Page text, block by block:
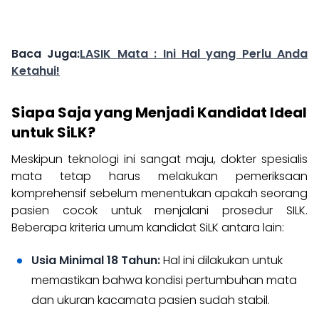
Baca Juga:LASIK Mata : Ini Hal yang Perlu Anda
Ketahui!
Siapa Saja yang Menjadi Kandidat Ideal
untuk SiLK?
Meskipun teknologi ini sangat maju, dokter spesialis
mata tetap harus melakukan pemeriksaan
komprehensif sebelum menentukan apakah seorang
pasien cocok untuk menjalani prosedur SILK.
Beberapa kriteria umum kandidat SiLK antara lain:
Usia Minimal 18 Tahun:Hal ini dilakukan untuk
memastikan bahwa kondisi pertumbuhan mata
dan ukuran kacamata pasien sudah stabil.